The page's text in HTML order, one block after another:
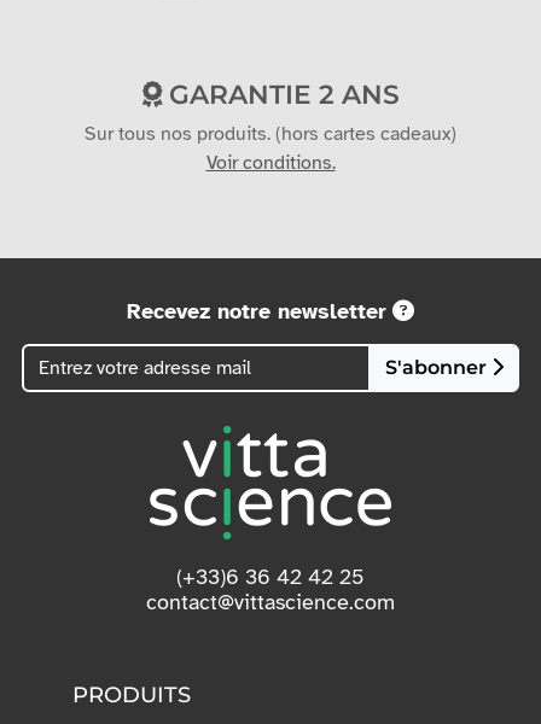
GARANTIE 2 ANS
Sur tous nos produits. (hors cartes cadeaux)
Voir conditions.
Recevez notre newsletter
S'abonner
(+33)6 36 42 42 25
contact@vittascience.com
PRODUITS